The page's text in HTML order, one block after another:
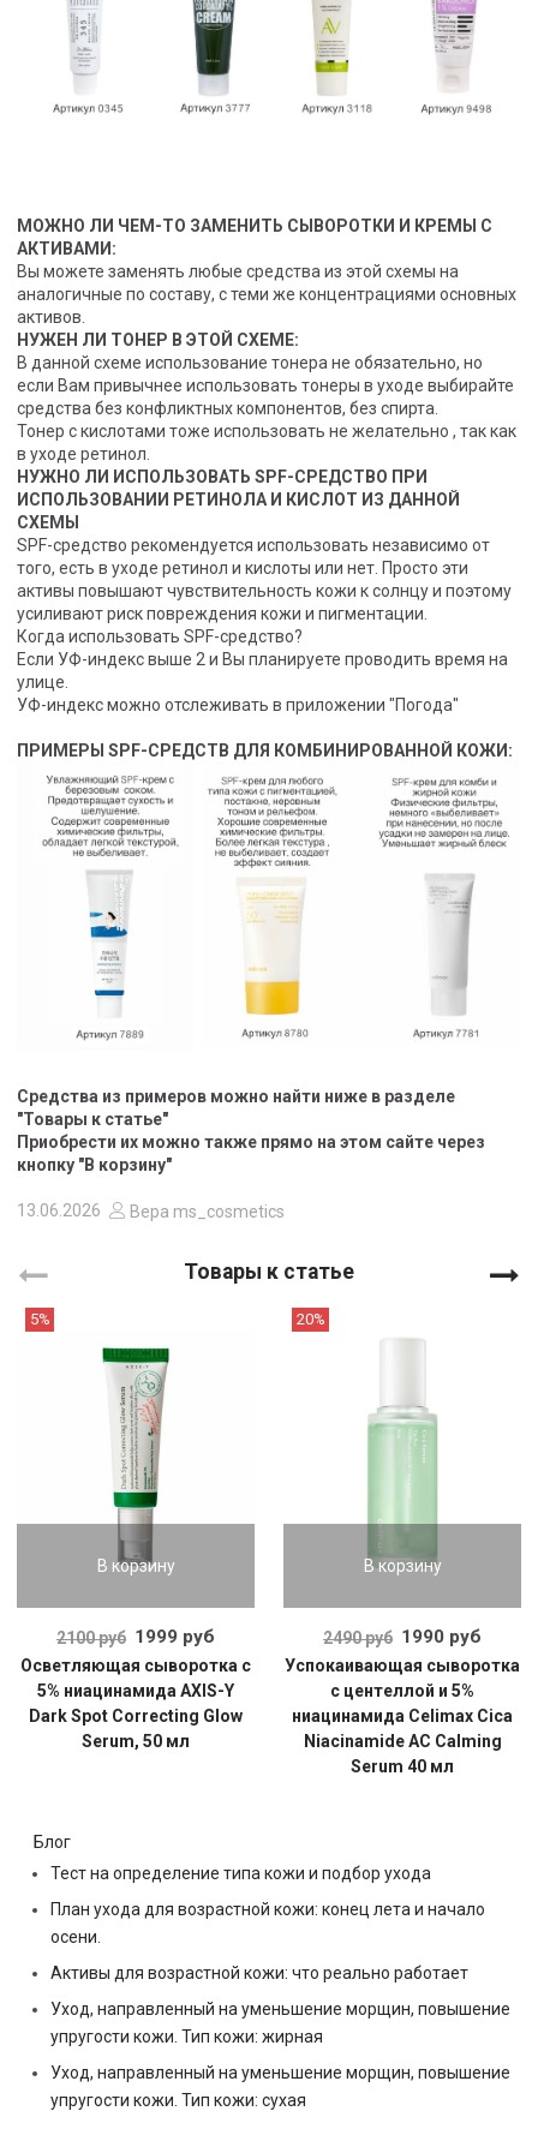
МОЖНО ЛИ ЧЕМ-ТО ЗАМЕНИТЬ СЫВОРОТКИ И КРЕМЫ С
АКТИВАМИ:
Вы можете заменять любые средства из этой схемы на
аналогичные по составу, с теми же концентрациями основных
активов.
НУЖЕН ЛИ ТОНЕР В ЭТОЙ СХЕМЕ:
В данной схеме использование тонера не обязательно, но
если Вам привычнее использовать тонеры в уходе выбирайте
средства без конфликтных компонентов, без спирта.
Тонер с кислотами тоже использовать не желательно , так как
в уходе ретинол.
НУЖНО ЛИ ИСПОЛЬЗОВАТЬ SPF-СРЕДСТВО ПРИ
ИСПОЛЬЗОВАНИИ РЕТИНОЛА И КИСЛОТ ИЗ ДАННОЙ
СХЕМЫ
SPF-средство рекомендуется использовать независимо от
того, есть в уходе ретинол и кислоты или нет. Просто эти
активы повышают чувствительность кожи к солнцу и поэтому
усиливают риск повреждения кожи и пигментации.
Когда использовать SPF-средство?
Если УФ-индекс выше 2 и Вы планируете проводить время на
улице.
УФ-индекс можно отслеживать в приложении "Погода"
ПРИМЕРЫ SPF-СРЕДСТВ ДЛЯ КОМБИНИРОВАННОЙ КОЖИ:
Средства из примеров можно найти ниже в разделе
"Товары к статье"
Приобрести их можно также прямо на этом сайте через
кнопку "В корзину"
13.06.2026 Вера ms_cosmetics
Товары к статье
В корзину
5%
2100 руб 1999 руб
Осветляющая сыворотка с
5% ниацинамида AXIS-Y
Dark Spot Correcting Glow
Serum, 50 мл
В корзину
20%
2490 руб 1990 руб
Успокаивающая сыворотка
с центеллой и 5%
ниацинамида Celimax Cica
Niacinamide AC Calming
Serum 40 мл
Блог
Тест на определение типа кожи и подбор ухода
План ухода для возрастной кожи: конец лета и начало
осени.
Активы для возрастной кожи: что реально работает
Уход, направленный на уменьшение морщин, повышение
упругости кожи. Тип кожи: жирная
Уход, направленный на уменьшение морщин, повышение
упругости кожи. Тип кожи: сухая